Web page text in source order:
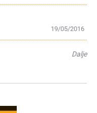
19/05/2016
Dalje